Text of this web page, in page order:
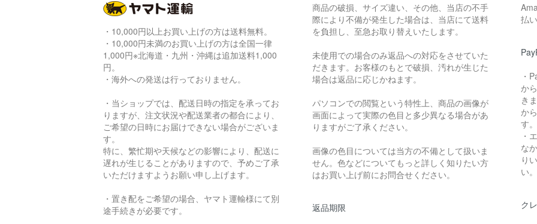
・10,000円以上お買い上げの方は送料無料。
・10,000円未満のお買い上げの方は全国一律
1,000円※北海道・九州・沖縄は追加送料1,000
円。
・海外への発送は行っておりません。
・当ショップでは、配送日時の指定を承ってお
りますが、注文状況や配送業者の都合により、
ご希望の日時にお届けできない場合がございま
す。
特に、繁忙期や天候などの影響により、配送に
遅れが生じることがありますので、予めご了承
いただけますようお願い申し上げます。
・置き配をご希望の場合、ヤマト運輸様にて別
途手続きが必要です。
商品の破損、サイズ違い、その他、当店の不手
際により不備が発生した場合は、当店にて送料
を負担し、至急お取り替えいたします。
未使用での場合のみ返品への対応をさせていた
だきます。お客様のもとで破損、汚れが生じた
場合は返品に応じかねます。
パソコンでの閲覧という特性上、商品の画像が
画面によって実際の色目と多少異なる場合があ
りますがご了承ください。
画像の色目については当方の不備として扱いま
せん。色などについてもっと詳しく知りたい方
はお買い上げ前にお問合せください。
返品期限
払
・
か
き
か
す。
・
な
り
い。
ク